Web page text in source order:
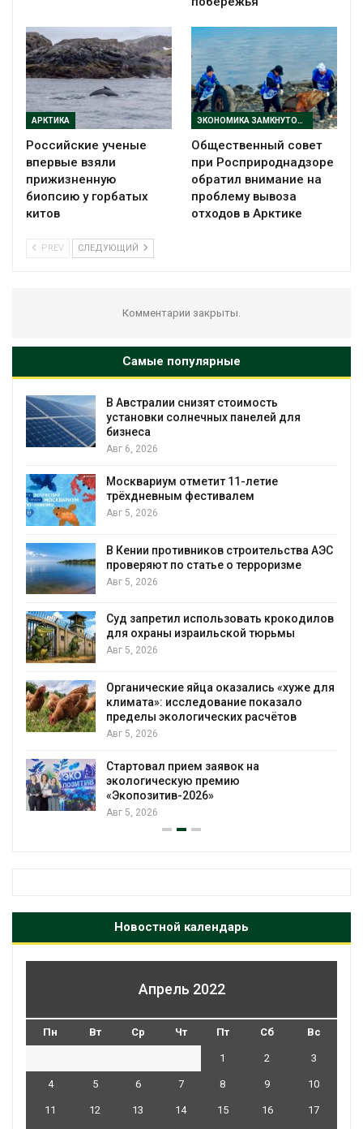
АРКТИКА
Российские ученые
впервые взяли
прижизненную
биопсию у горбатых
китов
ЭКОНОМИКА ЗАМКНУТОГО ЦИКЛА
Общественный совет
при Росприроднадзоре
обратил внимание на
проблему вывоза
отходов в Арктике
PREV СЛЕДУЮЩИЙ
Комментарии закрыты.
Самые популярные
В Австралии снизят стоимость
установки солнечных панелей для
бизнеса
Авг 6, 2026
Москвариум отметит 11-летие
трёхдневным фестивалем
Авг 5, 2026
В Кении противников строительства АЭС
проверяют по статье о терроризме
Авг 5, 2026
Суд запретил использовать крокодилов
для охраны израильской тюрьмы
Авг 5, 2026
Органические яйца оказались «хуже для
климата»: исследование показало
пределы экологических расчётов
Авг 5, 2026
Стартовал прием заявок на
экологическую премию
«Экопозитив-2026»
Авг 5, 2026
Новостной календарь
Апрель 2022
Пн Вт Ср Чт Пт Сб Вс
1 2 3
4 5 6 7 8 9 10
11 12 13 14 15 16 17